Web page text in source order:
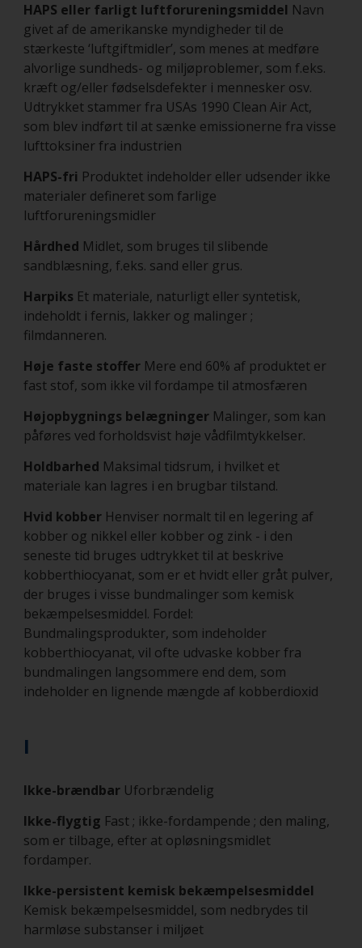
HAPS eller farligt luftforureningsmiddel Navn
givet af de amerikanske myndigheder til de
stærkeste ‘luftgiftmidler’, som menes at medføre
alvorlige sundheds- og miljøproblemer, som f.eks.
kræft og/eller fødselsdefekter i mennesker osv.
Udtrykket stammer fra USAs 1990 Clean Air Act,
som blev indført til at sænke emissionerne fra visse
lufttoksiner fra industrien
HAPS-fri Produktet indeholder eller udsender ikke
materialer defineret som farlige
luftforureningsmidler
Hårdhed Midlet, som bruges til slibende
sandblæsning, f.eks. sand eller grus.
Harpiks Et materiale, naturligt eller syntetisk,
indeholdt i fernis, lakker og malinger ;
filmdanneren.
Høje faste stoffer Mere end 60% af produktet er
fast stof, som ikke vil fordampe til atmosfæren
Højopbygnings belægninger Malinger, som kan
påføres ved forholdsvist høje vådfilmtykkelser.
Holdbarhed Maksimal tidsrum, i hvilket et
materiale kan lagres i en brugbar tilstand.
Hvid kobber Henviser normalt til en legering af
kobber og nikkel eller kobber og zink - i den
seneste tid bruges udtrykket til at beskrive
kobberthiocyanat, som er et hvidt eller gråt pulver,
der bruges i visse bundmalinger som kemisk
bekæmpelsesmiddel. Fordel:
Bundmalingsprodukter, som indeholder
kobberthiocyanat, vil ofte udvaske kobber fra
bundmalingen langsommere end dem, som
indeholder en lignende mængde af kobberdioxid
I
Ikke-brændbar Uforbrændelig
Ikke-flygtig Fast ; ikke-fordampende ; den maling,
som er tilbage, efter at opløsningsmidlet
fordamper.
Ikke-persistent kemisk bekæmpelsesmiddel
Kemisk bekæmpelsesmiddel, som nedbrydes til
harmløse substanser i miljøet